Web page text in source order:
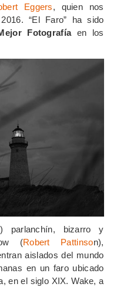
Eggers, quien nos
“El Faro” ha sido
Fotografía en los
) parlanchín, bizarro y
(Robert Pattinson),
aislados del mundo
en un faro ubicado
en el siglo XIX. Wake, a